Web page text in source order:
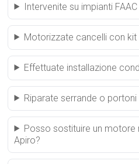
Intervenite su impianti
Motorizzate cancelli con kit
Effettuate installazione
Riparate serrande o portoni
Posso sostituire un motore
Apiro?